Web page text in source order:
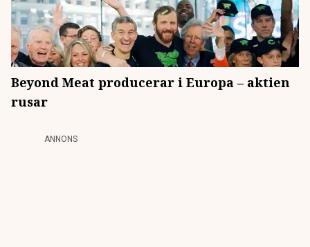
Beyond Meat producerar i Europa – aktien
rusar
ANNONS